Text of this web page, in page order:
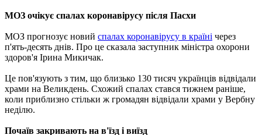
МОЗ очікує спалах коронавірусу після Пасхи
МОЗ прогнозує новий спалах коронавірусу в країні через
п'ять-десять днів. Про це сказала заступник міністра охорони
здоров'я Ірина Микичак.
Це пов'язують з тим, що близько 130 тисяч українців відвідали
храми на Великдень. Схожий спалах стався тижнем раніше,
коли приблизно стільки ж громадян відвідали храми у Вербну
неділю.
Почаїв закривають на в'їзд і виїзд